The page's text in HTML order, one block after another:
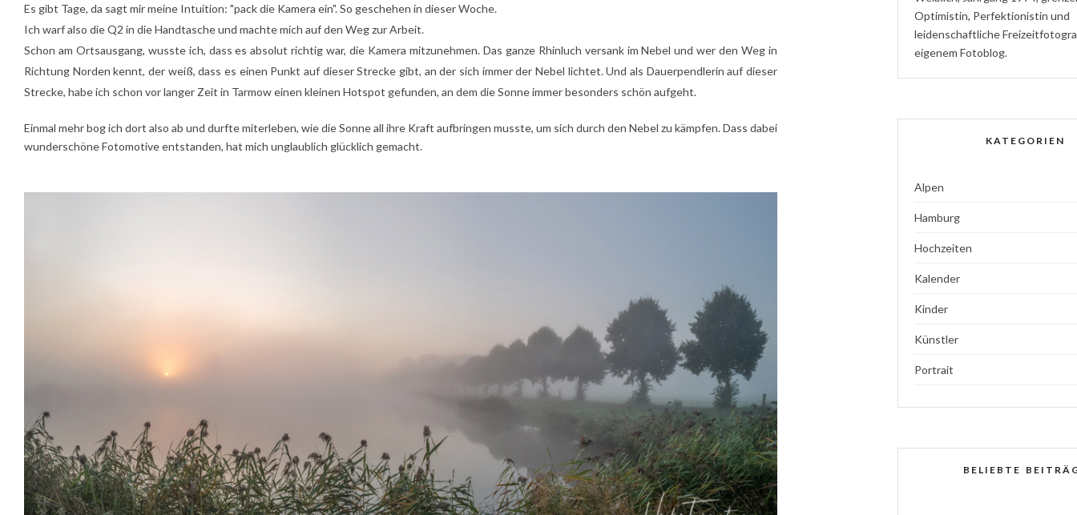
Es gibt Tage, da sagt mir meine Intuition: "pack die Kamera ein". So geschehen in dieser Woche.
Ich warf also die Q2 in die Handtasche und machte mich auf den Weg zur Arbeit.
Schon am Ortsausgang, wusste ich, dass es absolut richtig war, die Kamera mitzunehmen. Das ganze Rhinluch versank im Nebel und wer den Weg in
Richtung Norden kennt, der weiß, dass es einen Punkt auf dieser Strecke gibt, an der sich immer der Nebel lichtet. Und als Dauerpendlerin auf dieser
Strecke, habe ich schon vor langer Zeit in Tarmow einen kleinen Hotspot gefunden, an dem die Sonne immer besonders schön aufgeht.
Einmal mehr bog ich dort also ab und durfte miterleben, wie die Sonne all ihre Kraft aufbringen musste, um sich durch den Nebel zu kämpfen. Dass dabei
wunderschöne Fotomotive entstanden, hat mich unglaublich glücklich gemacht.
Optimistin, Perfektionistin und
leidenschaftliche
eigenem Fotoblog.
KATEGORIEN
Alpen
Hamburg
Hochzeiten
Kalender
Kinder
Künstler
Portrait
BELIEBTE